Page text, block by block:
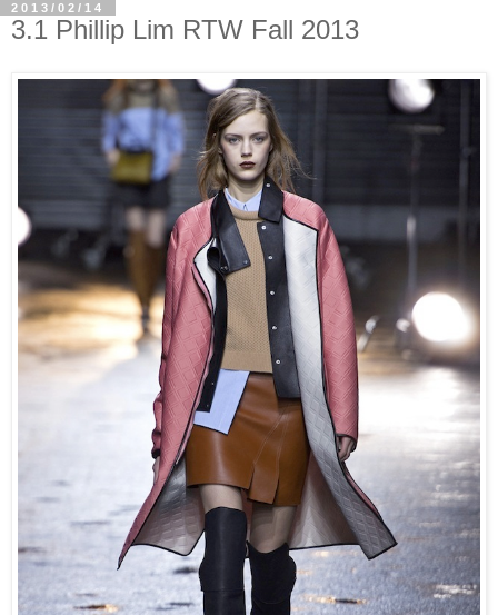
2013/02/14
3.1 Phillip Lim RTW Fall 2013